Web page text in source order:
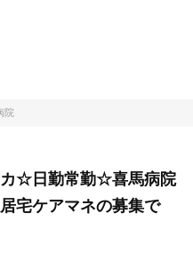
院
カ☆日勤常勤☆喜馬病院
宅ケアマネの募集で